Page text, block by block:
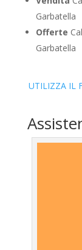
Garbatella
Offerte
Garbatella
UTILIZZA IL